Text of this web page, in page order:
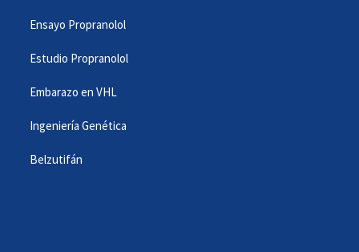
Ensayo Propranolol
Estudio Propranolol
Embarazo en VHL
Ingeniería Genética
Belzutifán